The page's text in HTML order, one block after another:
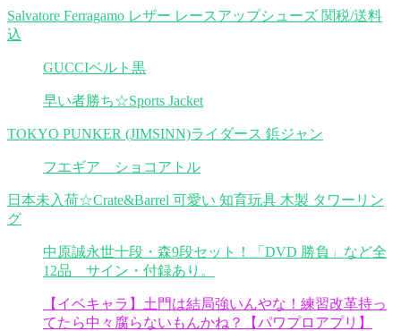
Salvatore Ferragamo レザー レースアップシューズ 関税/送料
込
GUCCIベルト黒
早い者勝ち☆Sports Jacket
TOKYO PUNKER (JIMSINN)ライダース 鋲ジャン
フエギア ショコアトル
日本未入荷☆Crate&Barrel 可愛い 知育玩具 木製 タワーリン
グ
中原誠永世十段・森9段セット！「DVD 勝負」など全
12品 サイン・付録あり。
【イベキャラ】土門は結局強いんやな！練習改革持っ
てたら中々腐らないもんかね？【パワプロアプリ】